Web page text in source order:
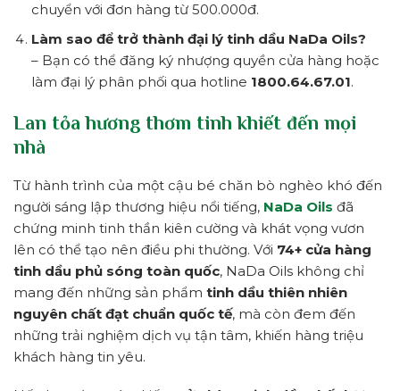
chuyển với đơn hàng từ 500.000đ.
Làm sao để trở thành đại lý tinh dầu NaDa Oils?
– Bạn có thể đăng ký nhượng quyền cửa hàng hoặc
làm đại lý phân phối qua hotline 1800.64.67.01.
Lan tỏa hương thơm tinh khiết đến mọi
nhà
Từ hành trình của một cậu bé chăn bò nghèo khó đến
người sáng lập thương hiệu nổi tiếng, NaDa Oils đã
chứng minh tinh thần kiên cường và khát vọng vươn
lên có thể tạo nên điều phi thường. Với 74+ cửa hàng
tinh dầu phủ sóng toàn quốc, NaDa Oils không chỉ
mang đến những sản phẩm tinh dầu thiên nhiên
nguyên chất đạt chuẩn quốc tế, mà còn đem đến
những trải nghiệm dịch vụ tận tâm, khiến hàng triệu
khách hàng tin yêu.